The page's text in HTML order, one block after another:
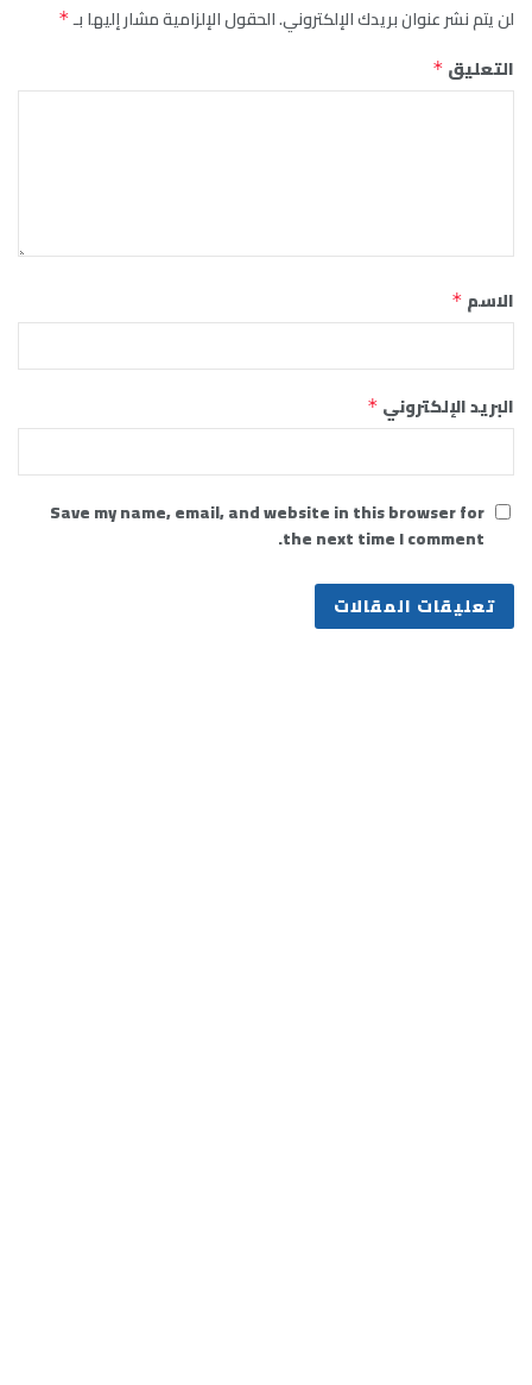
لن يتم نشر عنوان بريدك الإلكتروني.الحقول الإلزامية مشار إليها بـ*
التعليق *
الاسم *
البريد الإلكتروني *
Save my name, email, and website in this browser for
the next time I comment.